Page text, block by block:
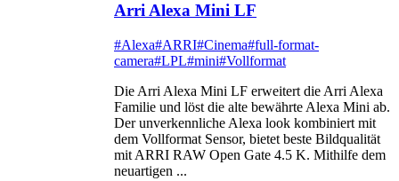
Arri Alexa Mini LF
#Alexa#ARRI#Cinema#full-format-
camera#LPL#mini#Vollformat
Die Arri Alexa Mini LF erweitert die Arri Alexa
Familie und löst die alte bewährte Alexa Mini ab.
Der unverkennliche Alexa look kombiniert mit
dem Vollformat Sensor, bietet beste Bildqualität
mit ARRI RAW Open Gate 4.5 K. Mithilfe dem
neuartigen ...